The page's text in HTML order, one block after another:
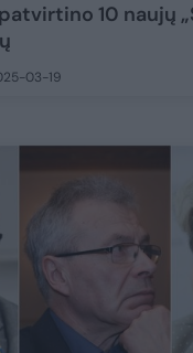
10 naujų
03-19